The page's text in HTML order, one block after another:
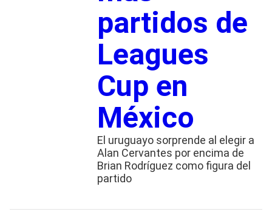
partidos de
Leagues
Cup en
México
El uruguayo sorprende al elegir a
Alan Cervantes por encima de
Brian Rodríguez como figura del
partido